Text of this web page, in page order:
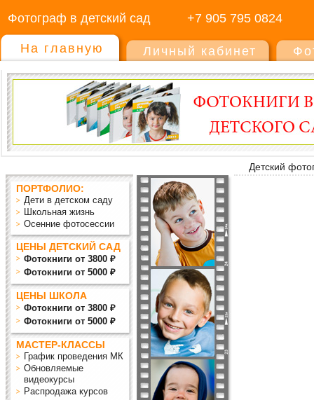
Фотограф в детский сад +7 905 795 0824
На главную Личный кабинет
Детский
ПОРТФОЛИО:
Дети в детском саду
Школьная жизнь
Осенние фотосессии
ЦЕНЫ ДЕТСКИЙ САД
Фотокниги от 3800 ₽
Фотокниги от 5000 ₽
ЦЕНЫ ШКОЛА
Фотокниги от 3800 ₽
Фотокниги от 5000 ₽
МАСТЕР-КЛАССЫ
График проведения МК
Обновляемые
видеокурсы
Распродажа курсов